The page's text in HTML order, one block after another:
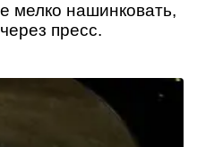
мелко нашинковать,
пресс.